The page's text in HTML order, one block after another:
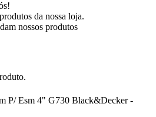
da nossa loja.
nossos produtos
P/ Esm 4" G730 Black&Decker -